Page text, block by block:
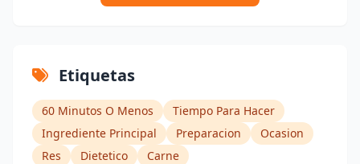
Etiquetas
60 Minutos O Menos
Tiempo Para Hacer
Ingrediente Principal
Preparacion
Ocasion
Res
Dietetico Carne